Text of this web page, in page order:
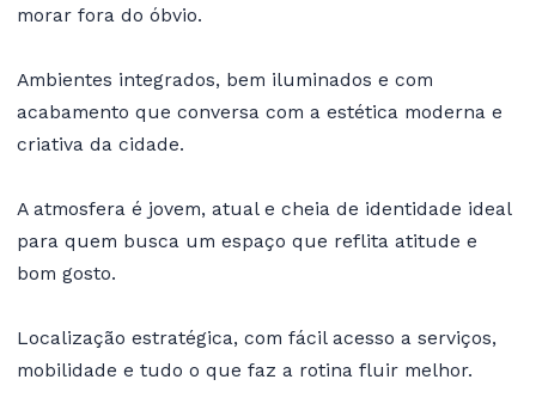
morar fora do óbvio.
Ambientes integrados, bem iluminados e com
acabamento que conversa com a estética moderna e
criativa da cidade.
A atmosfera é jovem, atual e cheia de identidade ideal
para quem busca um espaço que reflita atitude e
bom gosto.
Localização estratégica, com fácil acesso a serviços,
mobilidade e tudo o que faz a rotina fluir melhor.